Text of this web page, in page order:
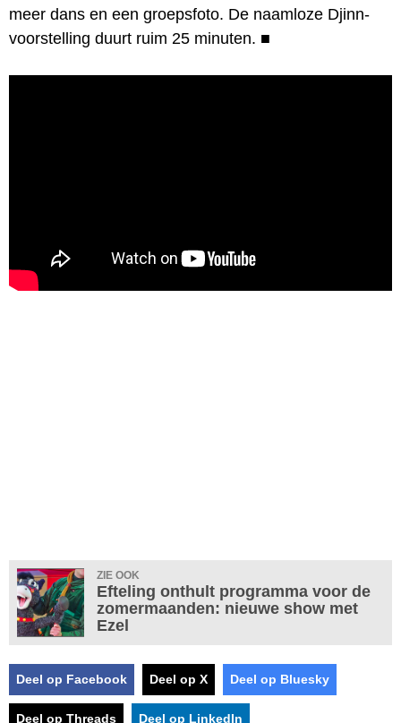
meer dans en een groepsfoto. De naamloze Djinn-
voorstelling duurt ruim 25 minuten. ■
ZIE OOK
Efteling onthult programma voor de
zomermaanden: nieuwe show met
Ezel
Deel op Facebook Deel op X Deel op Bluesky
Deel op Threads Deel op LinkedIn